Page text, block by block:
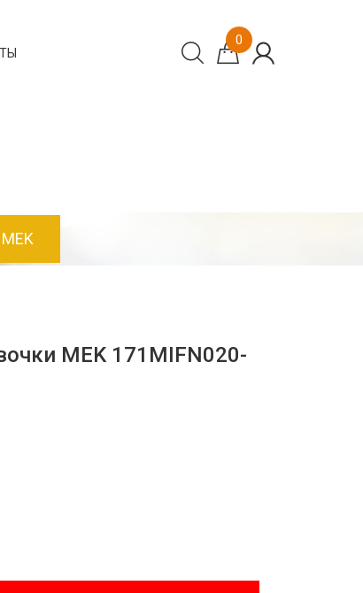
0
MEK 171MIFN020-